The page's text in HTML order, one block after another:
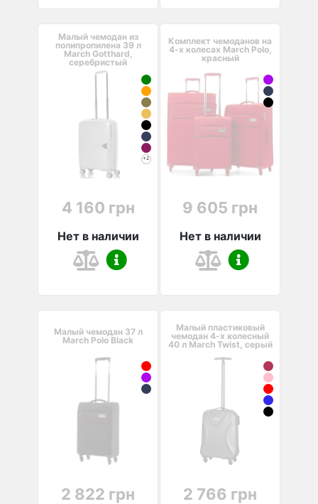
Малый чемодан из
полипропилена 39 л
March Gotthard,
серебристый
+2
4 160 грн
Нет в наличии
Комплект чемоданов на
4-х колесах March Polo,
красный
9 605 грн
Нет в наличии
Малый чемодан 37 л
March Polo Black
2 822 грн
Малый пластиковый
чемодан 4-х колесный
40 л March Twist, серый
2 766 грн